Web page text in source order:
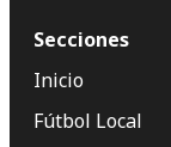
Secciones
Inicio
Fútbol Local